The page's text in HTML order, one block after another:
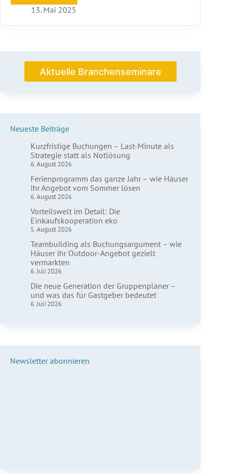
Neuerungen:
profitieren
13. Mai 2025
Aktuelle Branchenseminare
Neueste Beiträge
Kurzfristige Buchungen – Last-Minute als
Strategie statt als Notlösung
6. August 2026
Ferienprogramm das ganze Jahr – wie Häuser
ihr Angebot vom Sommer lösen
6. August 2026
Vorteilswelt im Detail: Die
Einkaufskooperation eko
5. August 2026
Teambuilding als Buchungsargument – wie
Häuser ihr Outdoor-Angebot gezielt
vermarkten
6. Juli 2026
Die neue Generation der Gruppenplaner –
und was das für Gastgeber bedeutet
6. Juli 2026
Newsletter abonnieren